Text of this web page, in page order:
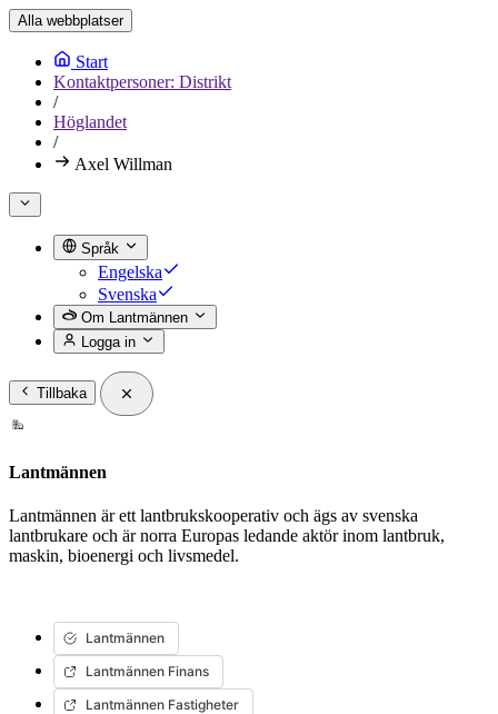
Alla webbplatser
Start
Kontaktpersoner: Distrikt
/
Höglandet
/
Axel Willman
Språk
Engelska
Svenska
Om Lantmännen
Logga in
Tillbaka
Lantmännen
Lantmännen är ett lantbrukskooperativ och ägs av svenska
lantbrukare och är norra Europas ledande aktör inom lantbruk,
maskin, bioenergi och livsmedel.
Lantmännen
Lantmännen Finans
Lantmännen Fastigheter